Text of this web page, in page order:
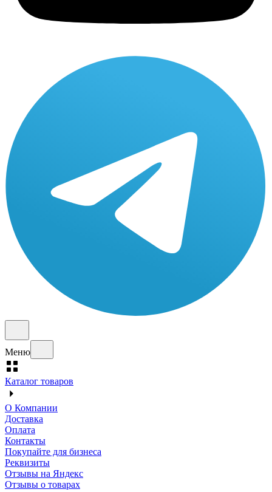
Меню
Каталог товаров
О Компании
Доставка
Оплата
Контакты
Покупайте для бизнеса
Реквизиты
Отзывы на Яндекс
Отзывы о товарах